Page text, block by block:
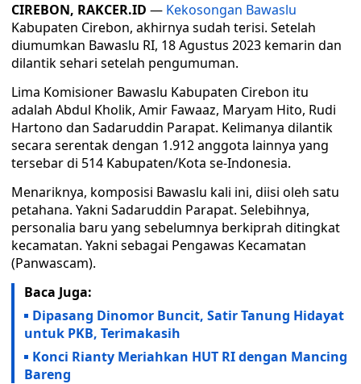
CIREBON, RAKCER.ID — Kekosongan Bawaslu
Kabupaten Cirebon, akhirnya sudah terisi. Setelah
diumumkan Bawaslu RI, 18 Agustus 2023 kemarin dan
dilantik sehari setelah pengumuman.
Lima Komisioner Bawaslu Kabupaten Cirebon itu
adalah Abdul Kholik, Amir Fawaaz, Maryam Hito, Rudi
Hartono dan Sadaruddin Parapat. Kelimanya dilantik
secara serentak dengan 1.912 anggota lainnya yang
tersebar di 514 Kabupaten/Kota se-Indonesia.
Menariknya, komposisi Bawaslu kali ini, diisi oleh satu
petahana. Yakni Sadaruddin Parapat. Selebihnya,
personalia baru yang sebelumnya berkiprah ditingkat
kecamatan. Yakni sebagai Pengawas Kecamatan
(Panwascam).
Baca Juga:
Dipasang Dinomor Buncit, Satir Tanung Hidayat
untuk PKB, Terimakasih
Konci Rianty Meriahkan HUT RI dengan Mancing
Bareng